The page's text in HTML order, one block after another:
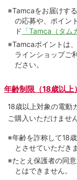
※Tamcaをお届けす
の応募や、ポイン
ド 「Tamca（タム
※Tamcaポイントは
ラインショップご
ださい。
年齢制限（18歳以上
18歳以上対象の電動
ご購入いただけません
※年齢を詐称して18
とさせていただき
※たとえ保護者の同
とはできません。